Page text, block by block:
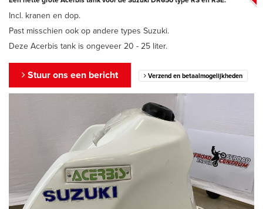
Incl. kranen en dop.
Past misschien ook op andere types Suzuki.
Deze Acerbis tank is ongeveer 20 - 25 liter.
Stuur ons een bericht Verzend en betaalmogelijkheden